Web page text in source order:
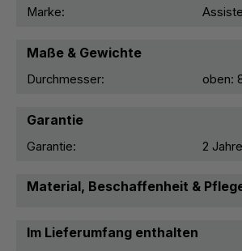
Marke:
Maße & Gewichte
Durchmesser: oben:
Garantie
Garantie: 2 Jahre
Material, Beschaffenheit &
Im Lieferumfang enthalten